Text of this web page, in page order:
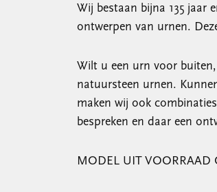
Wij bestaan bijna 135 jaar
ontwerpen van urnen.
Wilt u een urn voor
natuursteen urnen.
maken wij ook
bespreken en daar een
MODEL UIT VOORRAAD